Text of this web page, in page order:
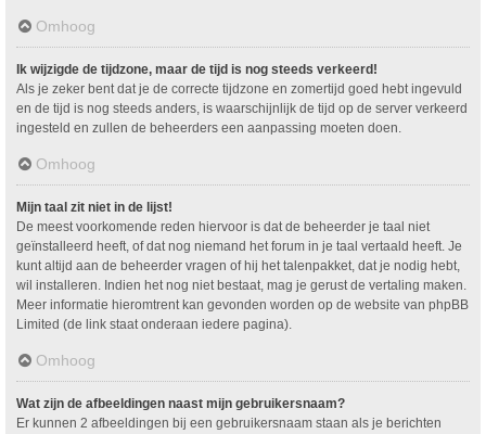
Omhoog
Ik wijzigde de tijdzone, maar de tijd is nog steeds verkeerd!
Als je zeker bent dat je de correcte tijdzone en zomertijd goed hebt ingevuld
en de tijd is nog steeds anders, is waarschijnlijk de tijd op de server verkeerd
ingesteld en zullen de beheerders een aanpassing moeten doen.
Omhoog
Mijn taal zit niet in de lijst!
De meest voorkomende reden hiervoor is dat de beheerder je taal niet
geïnstalleerd heeft, of dat nog niemand het forum in je taal vertaald heeft. Je
kunt altijd aan de beheerder vragen of hij het talenpakket, dat je nodig hebt,
wil installeren. Indien het nog niet bestaat, mag je gerust de vertaling maken.
Meer informatie hieromtrent kan gevonden worden op de website van phpBB
Limited (de link staat onderaan iedere pagina).
Omhoog
Wat zijn de afbeeldingen naast mijn gebruikersnaam?
Er kunnen 2 afbeeldingen bij een gebruikersnaam staan als je berichten